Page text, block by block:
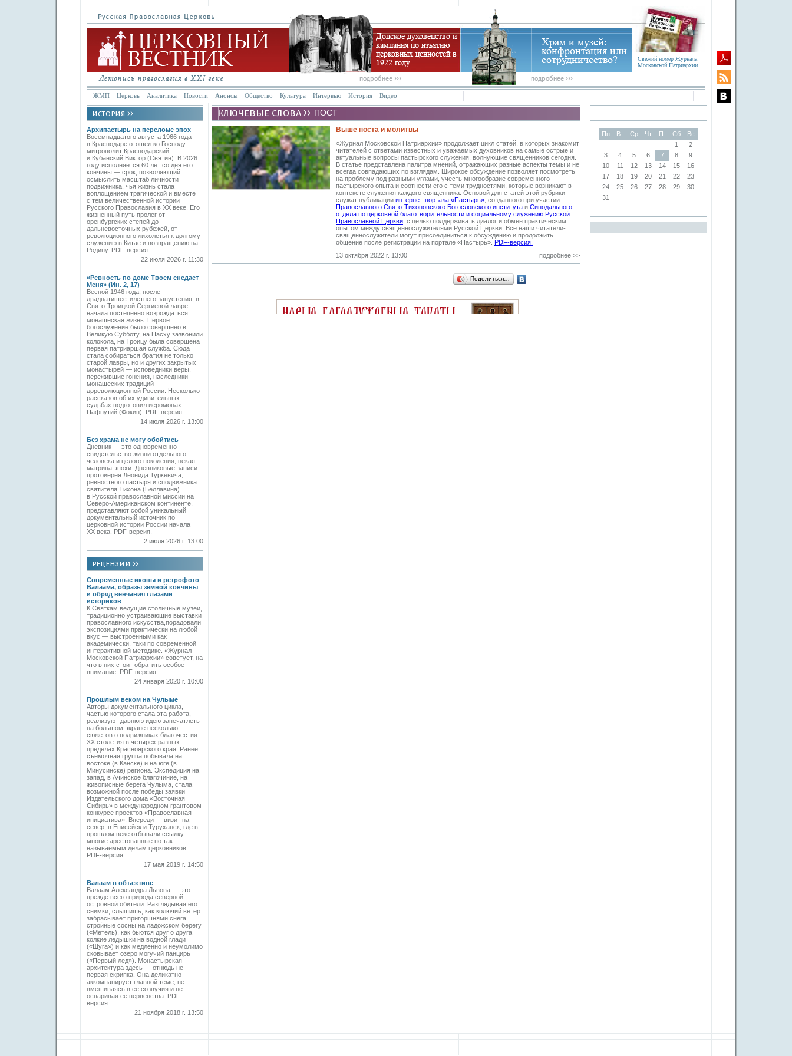
Свежий номер Журнала
Московской Патриархии
ЖМП Церковь Аналитика Новости Анонсы Общество Культура Интервью История Видео
Архипастырь на переломе эпох
Восемнадцатого августа 1966 года
в Краснодаре отошел ко Господу
митрополит Краснодарский
и Кубанский Виктор (Святин). В 2026
году исполняется 60 лет со дня его
кончины — срок, позволяющий
осмыслить масштаб личности
подвижника, чья жизнь стала
воплощением трагической и вместе
с тем величественной истории
Русского Православия в XX веке. Его
жизненный путь пролег от
оренбургских степей до
дальневосточных рубежей, от
революционного лихолетья к долгому
служению в Китае и возвращению на
Родину. PDF-версия.
22 июля 2026 г. 11:30
«Ревность по доме Твоем снедает
Меня» (Ин. 2, 17)
Весной 1946 года, после
двадцатишестилетнего запустения, в
Свято-­Троицкой Сергиевой лавре
начала постепенно возрождаться
монашеская жизнь. Первое
богослужение было совершено в
Великую Субботу, на Пасху зазвонили
колокола, на Троицу была совершена
первая патриаршая служба. Сюда
стала собираться братия не только
старой лавры, но и других закрытых
монастырей — исповедники веры,
пережившие гонения, наследники
монашеских традиций
дореволюционной России. Несколько
рассказов об их удивительных
судьбах подготовил иеромонах
Пафнутий (Фокин). PDF-версия.
14 июля 2026 г. 13:00
Без храма не могу обойтись
Дневник — это одновременно
свидетельство жизни отдельного
человека и целого поколения, некая
матрица эпохи. Дневниковые записи
протоиерея Леонида Туркевича,
ревностного пастыря и сподвижника
святителя Тихона (Беллавина)
в Русской православной миссии на
Северо-Американском континенте,
представляют собой уникальный
документальный источник по
церковной истории России начала
ХХ века. PDF-версия.
2 июля 2026 г. 13:00
Современные иконы и ретрофото
Валаама, образы земной кончины
и обряд венчания глазами
историков
К Святкам ведущие столичные музеи,
традиционно устраивающие выставки
православного искусства,порадовали
экспозициями практически на любой
вкус — выстроенными как
академически, таки по современной
интерактивной методике. «Журнал
Московской Патриархии» советует, на
что в них стоит обратить особое
внимание. PDF-версия
24 января 2020 г. 10:00
Прошлым веком на Чулыме
Авторы документального цикла,
частью которого стала эта работа,
реализуют давнюю идею запечатлеть
на большом экране несколько
сюжетов о подвижниках благочестия
ХХ столетия в четырех разных
пределах Красноярского края. Ранее
съемочная группа побывала на
востоке (в Канске) и на юге (в
Минусинске) региона. Экспедиция на
запад, в Ачинское благочиние, на
живописные берега Чулыма, стала
возможной после победы заявки
Издательского дома «Восточная
Сибирь» в международном грантовом
конкурсе проектов «Православная
инициатива». Впереди — визит на
север, в Енисейск и Туруханск, где в
прошлом веке отбывали ссылку
многие арестованные по так
называемым делам церковников.
PDF-версия
17 мая 2019 г. 14:50
Валаам в объективе
Валаам Александра Львова — это
прежде всего природа северной
островной обители. Разглядывая его
снимки, слышишь, как колючий ветер
забрасывает пригоршнями снега
стройные сосны на ладожском берегу
(«Метель), как бьются друг о друга
колкие ледышки на водной глади
(«Шуга») и как медленно и неумолимо
сковывает озеро могучий панцирь
(«Первый лед»). Монастырская
архитектура здесь — отнюдь не
первая скрипка. Она деликатно
аккомпанирует главной теме, не
вмешиваясь в ее созвучия и не
оспаривая ее первенства. PDF-
версия
21 ноября 2018 г. 13:50
ПОСТ
Выше поста и молитвы
«Журнал Московской Патриархии» продолжает цикл статей, в которых знакомит
читателей с ответами известных и уважаемых духовников на самые острые и
актуальные вопросы пастырского служения, волнующие священников сегодня.
В статье представлена палитра мнений, отражающих разные аспекты темы и не
всегда совпадающих по взглядам. Широкое обсуждение позволяет посмотреть
на проблему под разными углами, учесть многообразие современного
пастырского опыта и соотнести его с теми трудностями, которые возникают в
контексте служения каждого священника. Основой для статей этой рубрики
служат публикации интернет-портала «Пастырь» , созданного при участии
Православного Свято-Тихоновского Богословского института и Синодального
отдела по церковной благотворительности и социальному служению Русской
Православной Церкви с целью поддерживать диалог и обмен практическим
опытом между священнослужителями Русской Церкви. Все наши читатели-
священнослужители могут присоединиться к обсуждению и продолжить
общение после регистрации на портале «Пастырь». PDF-версия.
13 октября 2022 г. 13:00
подробнее >>
Поделиться…
Пн Вт Ср Чт Пт Сб
Вс
1
2
3
4 5 6 7 8
9
10
11 12 13 14 15
16
17
18 19 20 21 22
23
24
25 26 27 28 29
30
31